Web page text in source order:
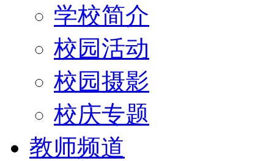
学校简介
校园活动
校园摄影
校庆专题
教师频道